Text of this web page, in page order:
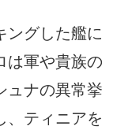
ングした艦に
は軍や貴族の
ュナの異常挙
、ティニアを